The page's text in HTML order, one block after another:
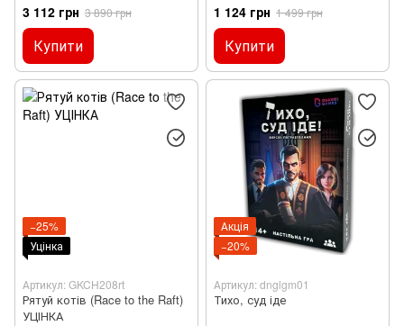
3 112 грн 3 890 грн
Купити
1 124 грн 1 499 грн
Купити
−25%
Уцінка
Артикул: GKCH208rt
Рятуй котів (Race to the Raft)
УЦІНКА
Акція
−20%
Артикул: dnglgm01
Тихо, суд іде